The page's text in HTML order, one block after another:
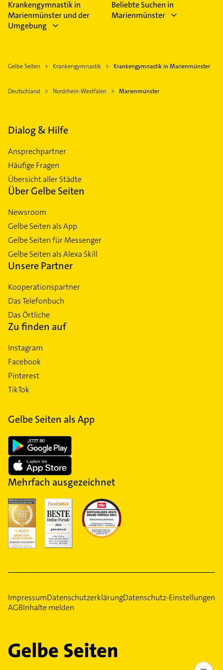
Krankengymnastik in
Marienmünster und der
Umgebung
Beliebte Suchen in
Marienmünster
Gelbe Seiten Krankengymnastik Krankengymnastik in Marienmünster
Deutschland Nordrhein-Westfalen Marienmünster
Dialog & Hilfe
Ansprechpartner
Häufige Fragen
Übersicht aller Städte
Über Gelbe Seiten
Newsroom
Gelbe Seiten als App
Gelbe Seiten für Messenger
Gelbe Seiten als Alexa Skill
Unsere Partner
Kooperationspartner
Das Telefonbuch
Das Örtliche
Zu finden auf
Instagram
Facebook
Pinterest
TikTok
Gelbe Seiten als App
Mehrfach ausgezeichnet
ImpressumDatenschutzerklärungDatenschutz-Einstellungen
AGBInhalte melden